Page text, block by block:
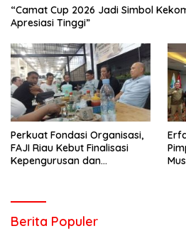
“Camat Cup 2026 Jadi Simbol
Apresiasi Tinggi”
Perkuat Fondasi Organisasi,
FAJI Riau Kebut Finalisasi
Kepengurusan dan
Berita Populer